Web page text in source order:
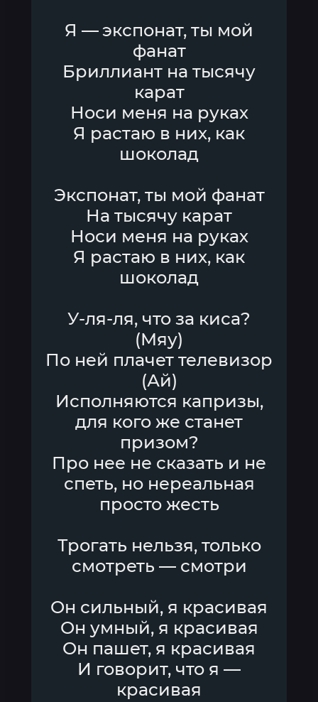
Я — экспонат, ты мой
фанат
Бриллиант на тысячу
карат
Носи меня на руках
Я растаю в них, как
шоколад
Экспонат, ты мой фанат
На тысячу карат
Носи меня на руках
Я растаю в них, как
шоколад
У-ля-ля, что за киса?
(Мяу)
По ней плачет телевизор
(Ай)
Исполняются капризы,
для кого же станет
призом?
Про нее не сказать и не
спеть, но нереальная
просто жесть
Трогать нельзя, только
смотреть — смотри
Он сильный, я красивая
Он умный, я красивая
Он пашет, я красивая
И говорит, что я —
красивая